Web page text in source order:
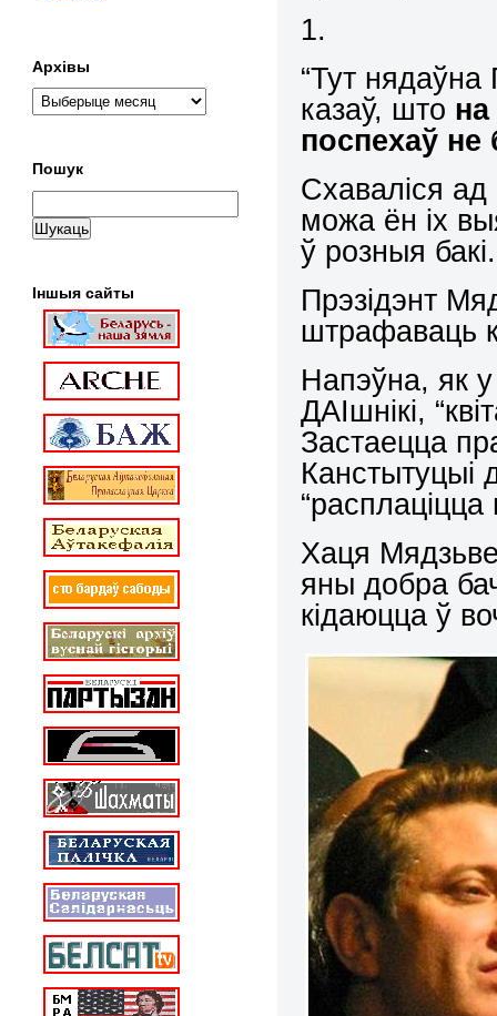
1.
“Тут нядаўна
казаў, што
поспехаў не
Схаваліся
можа ён іх
ў розныя бакі.
Прэзідэнт
штрафаваць
Напэўна, як у
ДАІшнікі,
Застаецца
Хаця
яны добра
кідаюцца ў
Архівы
Пошук
Іншыя сайты